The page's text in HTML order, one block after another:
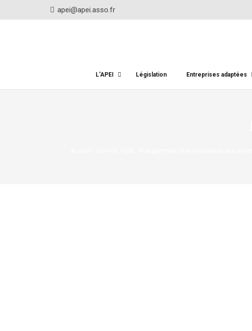
apei@apei.asso.fr
L’APEI Législation Entreprises adaptées